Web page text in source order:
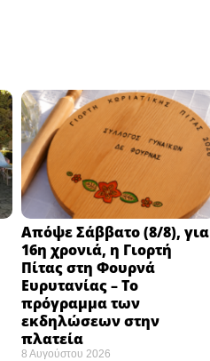
Απόψε Σάββατο (8/8), για
16η χρονιά, η Γιορτή
Πίτας στη Φουρνά
Ευρυτανίας – Το
πρόγραμμα των
εκδηλώσεων στην
πλατεία
8 Αυγούστου 2026